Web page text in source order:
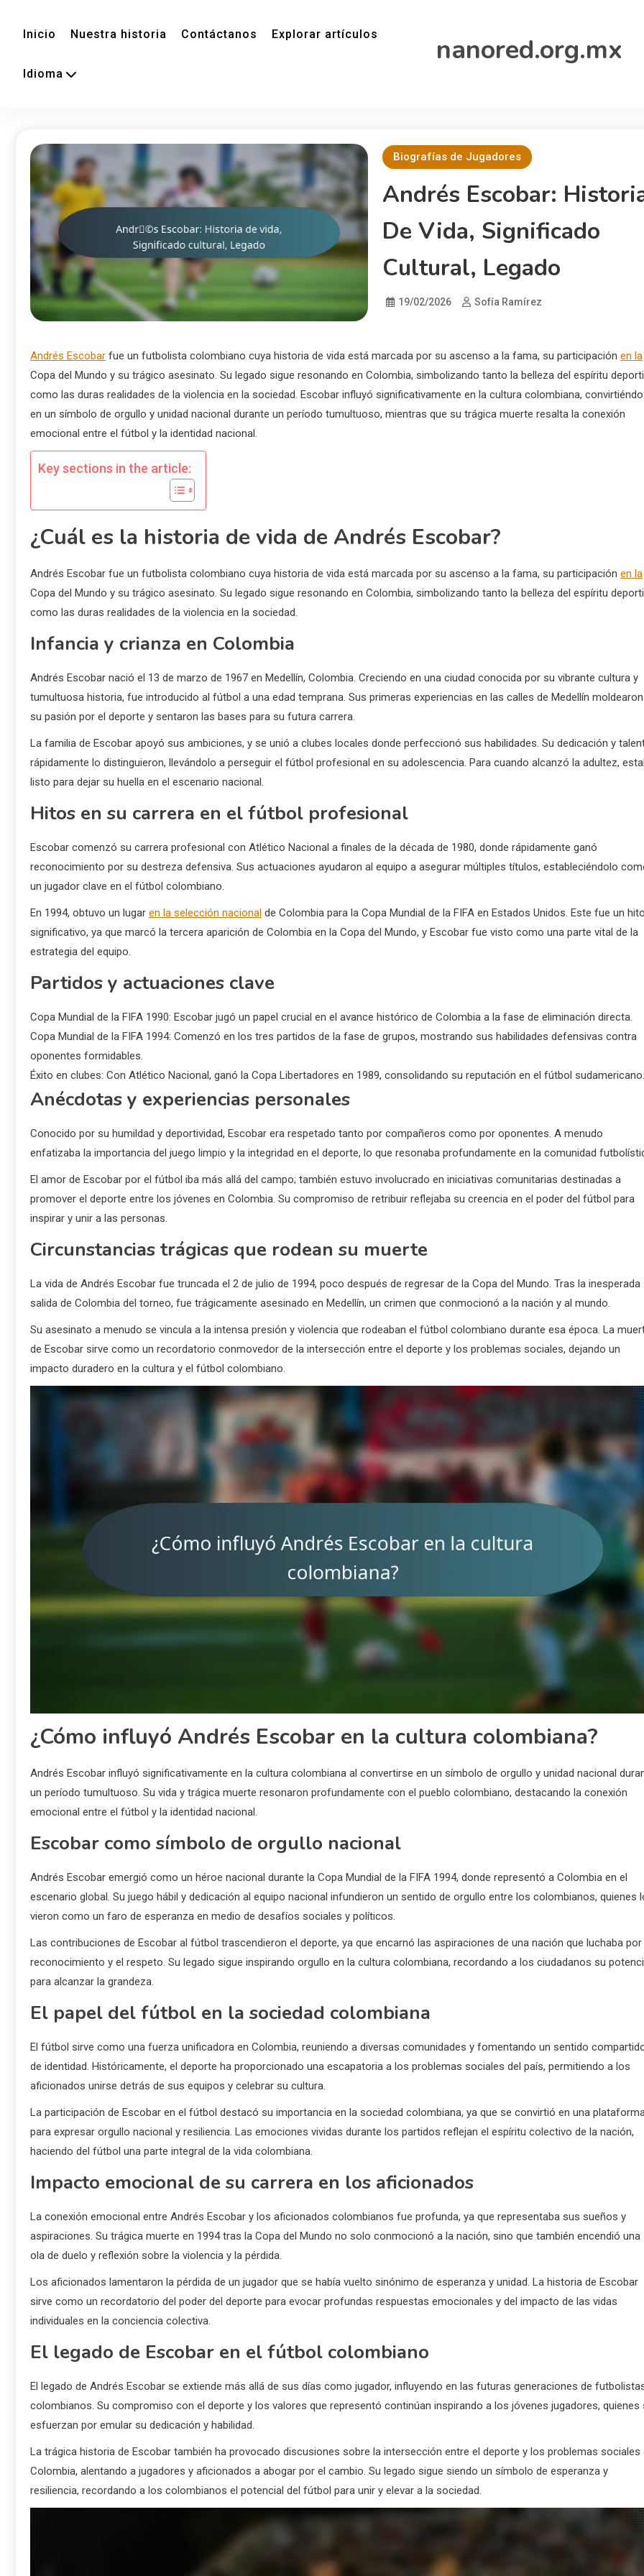
Inicio Nuestra historia Contáctanos Explorar artículos
Idioma
nanored.org.mx
Biografías de Jugadores
Andrés Escobar:
De Vida, Significado
Cultural, Legado
19/02/2026 Sofía Ramírez
Andrés Escobar fue un futbolista colombiano cuya historia de vida está marcada por su ascenso a la fama, su participación en la
Copa del Mundo y su trágico asesinato. Su legado sigue resonando en Colombia, simbolizando tanto la belleza del espíritu
como las duras realidades de la violencia en la sociedad. Escobar influyó significativamente en la cultura colombiana,
en un símbolo de orgullo y unidad nacional durante un período tumultuoso, mientras que su trágica muerte resalta la conexión
emocional entre el fútbol y la identidad nacional.
Key sections in the article:
¿Cuál es la historia de vida de Andrés Escobar?
Andrés Escobar fue un futbolista colombiano cuya historia de vida está marcada por su ascenso a la fama, su participación en la
Copa del Mundo y su trágico asesinato. Su legado sigue resonando en Colombia, simbolizando tanto la belleza del espíritu
como las duras realidades de la violencia en la sociedad.
Infancia y crianza en Colombia
Andrés Escobar nació el 13 de marzo de 1967 en Medellín, Colombia. Creciendo en una ciudad conocida por su vibrante cultura y
tumultuosa historia, fue introducido al fútbol a una edad temprana. Sus primeras experiencias en las calles de Medellín moldearon
su pasión por el deporte y sentaron las bases para su futura carrera.
La familia de Escobar apoyó sus ambiciones, y se unió a clubes locales donde perfeccionó sus habilidades. Su dedicación y
rápidamente lo distinguieron, llevándolo a perseguir el fútbol profesional en su adolescencia. Para cuando alcanzó la adultez,
listo para dejar su huella en el escenario nacional.
Hitos en su carrera en el fútbol profesional
Escobar comenzó su carrera profesional con Atlético Nacional a finales de la década de 1980, donde rápidamente ganó
reconocimiento por su destreza defensiva. Sus actuaciones ayudaron al equipo a asegurar múltiples títulos, estableciéndolo
un jugador clave en el fútbol colombiano.
En 1994, obtuvo un lugar en la selección nacional de Colombia para la Copa Mundial de la FIFA en Estados Unidos. Este fue un
significativo, ya que marcó la tercera aparición de Colombia en la Copa del Mundo, y Escobar fue visto como una parte vital de la
estrategia del equipo.
Partidos y actuaciones clave
Copa Mundial de la FIFA 1990: Escobar jugó un papel crucial en el avance histórico de Colombia a la fase de eliminación directa.
Copa Mundial de la FIFA 1994: Comenzó en los tres partidos de la fase de grupos, mostrando sus habilidades defensivas contra
oponentes formidables.
Éxito en clubes: Con Atlético Nacional, ganó la Copa Libertadores en 1989, consolidando su reputación en el fútbol sudamericano.
Anécdotas y experiencias personales
Conocido por su humildad y deportividad, Escobar era respetado tanto por compañeros como por oponentes. A menudo
enfatizaba la importancia del juego limpio y la integridad en el deporte, lo que resonaba profundamente en la comunidad
El amor de Escobar por el fútbol iba más allá del campo; también estuvo involucrado en iniciativas comunitarias destinadas a
promover el deporte entre los jóvenes en Colombia. Su compromiso de retribuir reflejaba su creencia en el poder del fútbol para
inspirar y unir a las personas.
Circunstancias trágicas que rodean su muerte
La vida de Andrés Escobar fue truncada el 2 de julio de 1994, poco después de regresar de la Copa del Mundo. Tras la inesperada
salida de Colombia del torneo, fue trágicamente asesinado en Medellín, un crimen que conmocionó a la nación y al mundo.
Su asesinato a menudo se vincula a la intensa presión y violencia que rodeaban el fútbol colombiano durante esa época. La
de Escobar sirve como un recordatorio conmovedor de la intersección entre el deporte y los problemas sociales, dejando un
impacto duradero en la cultura y el fútbol colombiano.
¿Cómo influyó Andrés Escobar en la cultura colombiana?
Andrés Escobar influyó significativamente en la cultura colombiana al convertirse en un símbolo de orgullo y unidad nacional
un período tumultuoso. Su vida y trágica muerte resonaron profundamente con el pueblo colombiano, destacando la conexión
emocional entre el fútbol y la identidad nacional.
Escobar como símbolo de orgullo nacional
Andrés Escobar emergió como un héroe nacional durante la Copa Mundial de la FIFA 1994, donde representó a Colombia en el
escenario global. Su juego hábil y dedicación al equipo nacional infundieron un sentido de orgullo entre los colombianos, quienes
vieron como un faro de esperanza en medio de desafíos sociales y políticos.
Las contribuciones de Escobar al fútbol trascendieron el deporte, ya que encarnó las aspiraciones de una nación que luchaba por
reconocimiento y el respeto. Su legado sigue inspirando orgullo en la cultura colombiana, recordando a los ciudadanos su
para alcanzar la grandeza.
El papel del fútbol en la sociedad colombiana
El fútbol sirve como una fuerza unificadora en Colombia, reuniendo a diversas comunidades y fomentando un sentido
de identidad. Históricamente, el deporte ha proporcionado una escapatoria a los problemas sociales del país, permitiendo a los
aficionados unirse detrás de sus equipos y celebrar su cultura.
La participación de Escobar en el fútbol destacó su importancia en la sociedad colombiana, ya que se convirtió en una
para expresar orgullo nacional y resiliencia. Las emociones vividas durante los partidos reflejan el espíritu colectivo de la nación,
haciendo del fútbol una parte integral de la vida colombiana.
Impacto emocional de su carrera en los aficionados
La conexión emocional entre Andrés Escobar y los aficionados colombianos fue profunda, ya que representaba sus sueños y
aspiraciones. Su trágica muerte en 1994 tras la Copa del Mundo no solo conmocionó a la nación, sino que también encendió una
ola de duelo y reflexión sobre la violencia y la pérdida.
Los aficionados lamentaron la pérdida de un jugador que se había vuelto sinónimo de esperanza y unidad. La historia de Escobar
sirve como un recordatorio del poder del deporte para evocar profundas respuestas emocionales y del impacto de las vidas
individuales en la conciencia colectiva.
El legado de Escobar en el fútbol colombiano
El legado de Andrés Escobar se extiende más allá de sus días como jugador, influyendo en las futuras generaciones de
colombianos. Su compromiso con el deporte y los valores que representó continúan inspirando a los jóvenes jugadores, quienes
esfuerzan por emular su dedicación y habilidad.
La trágica historia de Escobar también ha provocado discusiones sobre la intersección entre el deporte y los problemas sociales
Colombia, alentando a jugadores y aficionados a abogar por el cambio. Su legado sigue siendo un símbolo de esperanza y
resiliencia, recordando a los colombianos el potencial del fútbol para unir y elevar a la sociedad.